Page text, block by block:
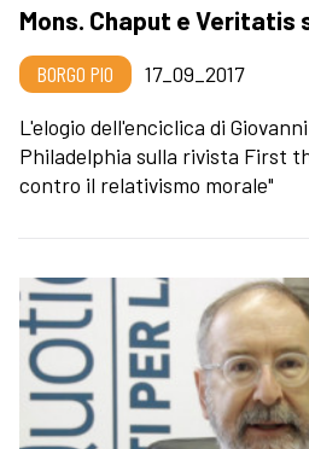
Mons. Chaput e Veritatis
BORGO PIO
17_09_2017
L'elogio dell'enciclica di
Philadelphia sulla rivista First
contro il relativismo morale"